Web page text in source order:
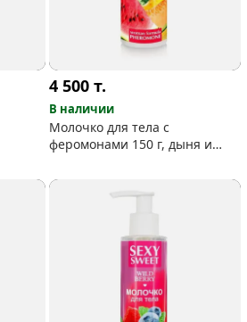
4 500т.
В наличии
Молочко для тела с
феромонами 150 г, дыня и